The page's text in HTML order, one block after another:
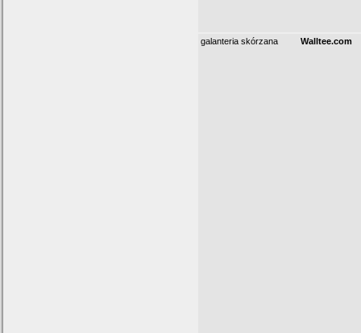
galanteria skórzana Walltee.com